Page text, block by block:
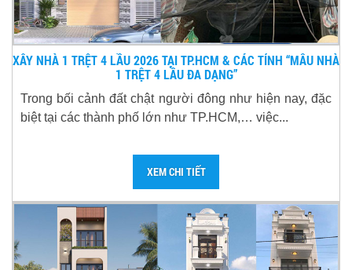
XÂY NHÀ 1 TRỆT 4 LẦU 2026 TẠI TP.HCM & CÁC TỈNH “MẪU NHÀ
1 TRỆT 4 LẦU ĐA DẠNG”
Trong bối cảnh đất chật người đông như hiện nay, đặc
biệt tại các thành phố lớn như TP.HCM,… việc...
XEM CHI TIẾT